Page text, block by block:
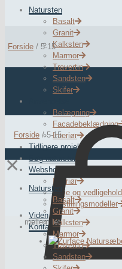
Natursten
Basalt
Granit
Kalksten
Marmor
Travertin
Sandsten
Skifer
Belægning
Facadebeklædning
Interiør
Tidligere projekter
Søg natursten
Webshop
Interiør
Pleje og vedligehold
Udstillingsmodeller
Viden
Kontakt
Forside / 5-15
Forside /5-15
✕
Natursten
Basalt
Granit
Kalksten
Marmor
Travertin
Sandsten
mellem let